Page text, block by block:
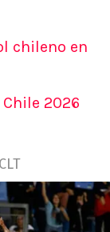
chileno en
2026